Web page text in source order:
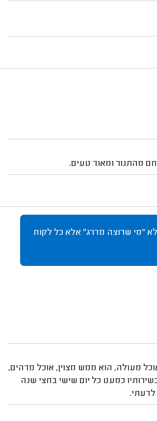
מהתנור ומאוד טעים.
"מי שרוצה מדרג" אלא כל לקוח
מעולה, הוא ממש מצוין, אוכל מדהים,
כמעט כל יום שישי בחצי שנה
לדעתי.